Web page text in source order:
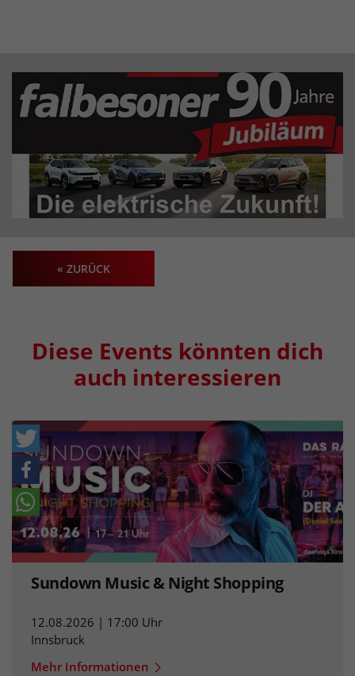
« ZURÜCK
Diese Events könnten dich
auch interessieren
Sundown Music & Night Shopping
12.08.2026 | 17:00 Uhr
Innsbruck
Mehr Informationen